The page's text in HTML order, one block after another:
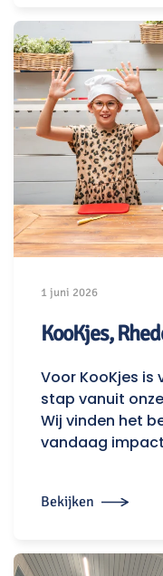
1 juni 2026
KooKjes,
Voor KooKjes is
stap vanuit
Wij vinden het
vandaag
Bekijken